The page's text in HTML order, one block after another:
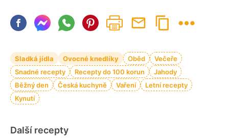
Sladká jídla Ovocné knedlíky Oběd
Večeře
Snadné recepty
Recepty do 100 korun
Jahody
Běžný den
Česká kuchyně Vaření
Letní recepty
Kynutí
Další recepty